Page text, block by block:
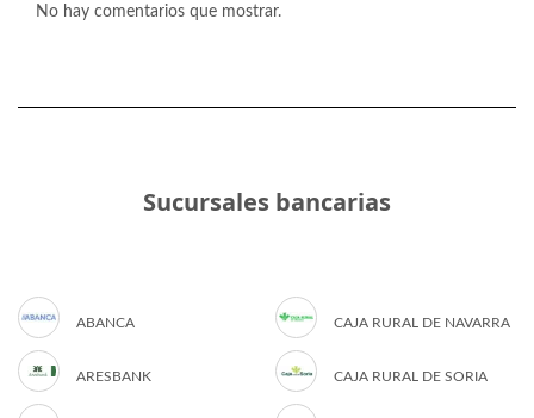
No hay comentarios que mostrar.
Sucursales bancarias
ABANCA
ARESBANK
CAJA RURAL DE NAVARRA
CAJA RURAL DE SORIA